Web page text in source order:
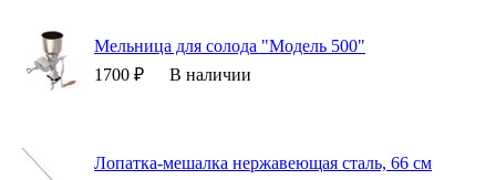
Мельница для солода "Модель 500"
1700 ₽
В наличии
Лопатка-мешалка нержавеющая сталь, 66 см